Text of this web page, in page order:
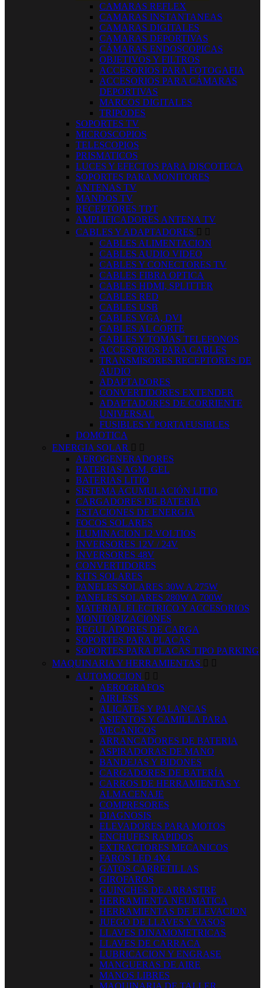
CAMARAS REFLEX
CAMARAS INSTANTANEAS
CAMARAS DIGITALES
CAMARAS DEPORTIVAS
CÁMARAS ENDOSCOPICAS
OBJETIVOS Y FILTROS
ACCESORIOS PARA FOTOGAFIA
ACCESORIOS PARA CÁMARAS
DEPORTIVAS
MARCOS DIGITALES
TRIPODES
SOPORTES TV
MICROSCOPIOS
TELESCOPIOS
PRISMATICOS
LUCES Y EFECTOS PARA DISCOTECA
SOPORTES PARA MONITORES
ANTENAS TV
MANDOS TV
RECEPTORES TDT
AMPLIFICADORES ANTENA TV
CABLES Y ADAPTADORES  
CABLES ALIMENTACION
CABLES AUDIO VIDEO
CABLES Y CONECTORES TV
CABLES FIBRA OPTICA
CABLES HDMI, SPLITTER
CABLES RED
CABLES USB
CABLES VGA, DVI
CABLES AL CORTE
CABLES Y TOMAS TELEFONOS
ACCESORIOS PARA CABLES
TRANSMISORES RECEPTORES DE
AUDIO
ADAPTADORES
CONVERTIDORES EXTENDER
ADAPTADORES DE CORRIENTE
UNIVERSAL
FUSIBLES Y PORTAFUSIBLES
DOMOTICA
ENERGIA SOLAR  
AEROGENERADORES
BATERIAS AGM, GEL
BATERIAS LITIO
SISTEMA ACUMULACIÓN LITIO
CARGADORES DE BATERIA
ESTACIONES DE ENERGIA
FOCOS SOLARES
ILUMINACION 12 VOLTIOS
INVERSORES 12V / 24V
INVERSORES 48V
CONVERTIDORES
KITS SOLARES
PANELES SOLARES 30W A 275W
PANELES SOLARES 280W A 700W
MATERIAL ELECTRICO Y ACCESORIOS
MONITORIZACIONES
REGULADORES DE CARGA
SOPORTES PARA PLACAS
SOPORTES PARA PLACAS TIPO PARKING
MAQUINARIA Y HERRAMIENTAS  
AUTOMOCION  
AEROGRAFOS
AIRLESS
ALICATES Y PALANCAS
ASIENTOS Y CAMILLA PARA
MECANICOS
ARRANCADORES DE BATERIA
ASPIRADORAS DE MANO
BANDEJAS Y BIDONES
CARGADORES DE BATERÍA
CARROS DE HERRAMIENTAS Y
ALMACENAJE
COMPRESORES
DIAGNOSIS
ELEVADORES PARA MOTOS
ENCHUFES RAPIDOS
EXTRACTORES MECANICOS
FAROS LED 4X4
GATOS CARRETILLAS
GIROFAROS
GUINCHES DE ARRASTRE
HERRAMIENTA NEUMATICA
HERRAMIENTAS DE ELEVACION
JUEGO DE LLAVES Y VASOS
LLAVES DINAMOMETRICAS
LLAVES DE CARRACA
LUBRICACION Y ENGRASE
MANGUERAS DE AIRE
MANOS LIBRES
MAQUINARIA DE TALLER